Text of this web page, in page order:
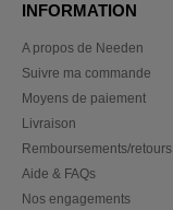
INFORMATION
A propos de Needen
Suivre ma commande
Moyens de paiement
Livraison
Remboursements/retours
Aide & FAQs
Nos engagements